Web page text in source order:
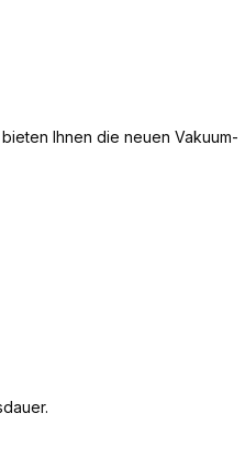
Ihnen die neuen Vakuum-